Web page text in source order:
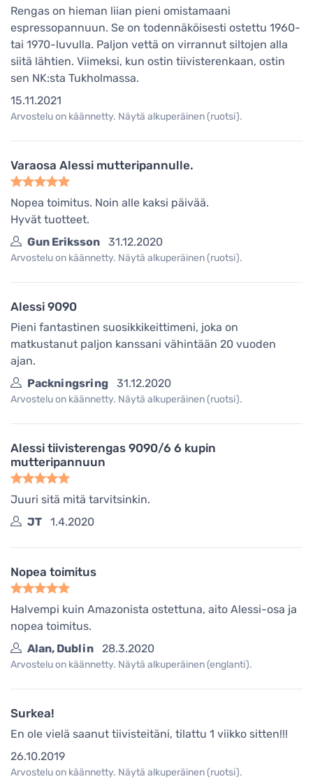
Rengas on hieman liian pieni omistamaani
espressopannuun. Se on todennäköisesti ostettu 1960-
tai 1970-luvulla. Paljon vettä on virrannut siltojen alla
siitä lähtien. Viimeksi, kun ostin tiivisterenkaan, ostin
sen NK:sta Tukholmassa.
15.11.2021
Arvostelu on käännetty. Näytä alkuperäinen (ruotsi).
Varaosa Alessi mutteripannulle.
Nopea toimitus. Noin alle kaksi päivää.
Hyvät tuotteet.
Gun Eriksson
31.12.2020
Arvostelu on käännetty. Näytä alkuperäinen (ruotsi).
Alessi 9090
Pieni fantastinen suosikkikeittimeni, joka on
matkustanut paljon kanssani vähintään 20 vuoden
ajan.
Packningsring
31.12.2020
Arvostelu on käännetty. Näytä alkuperäinen (ruotsi).
Alessi tiivisterengas 9090/6 6 kupin
mutteripannuun
Juuri sitä mitä tarvitsinkin.
JT
1.4.2020
Nopea toimitus
Halvempi kuin Amazonista ostettuna, aito Alessi-osa ja
nopea toimitus.
Alan, Dublin
28.3.2020
Arvostelu on käännetty. Näytä alkuperäinen (englanti).
Surkea!
En ole vielä saanut tiivisteitäni, tilattu 1 viikko sitten!!!
26.10.2019
Arvostelu on käännetty. Näytä alkuperäinen (ruotsi).